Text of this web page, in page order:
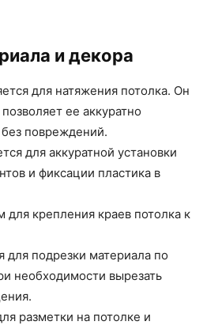
и декора
для натяжения потолка. Он
ее аккуратно
повреждений.
для аккуратной установки
и фиксации пластика в
для крепления краев потолка к
для подрезки материала по
необходимости вырезать
разметки на потолке и